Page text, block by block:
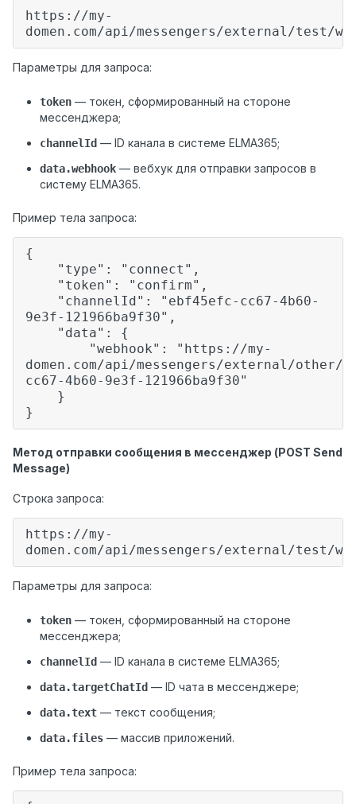
https://my-
domen.com/api/messengers/external/test/
Параметры для запроса:
token — токен, сформированный на стороне
мессенджера;
channelId — ID канала в системе ELMA365;
data.webhook — вебхук для отправки запросов в
систему ELMA365.
Пример тела запроса:
{
"type": "connect",
"token": "confirm",
"channelId": "ebf45efc-cc67-4b60-
9e3f-121966ba9f30",
"data": {
"webhook": "https://my-
domen.com/api/messengers/external/other/
cc67-4b60-9e3f-121966ba9f30"
}
}
Метод отправки сообщения в мессенджер (POST Send
Message)
Строка запроса:
https://my-
domen.com/api/messengers/external/test/
Параметры для запроса:
token — токен, сформированный на стороне
мессенджера;
channelId — ID канала в системе ELMA365;
data.targetChatId — ID чата в мессенджере;
data.text — текст сообщения;
data.files — массив приложений.
Пример тела запроса: